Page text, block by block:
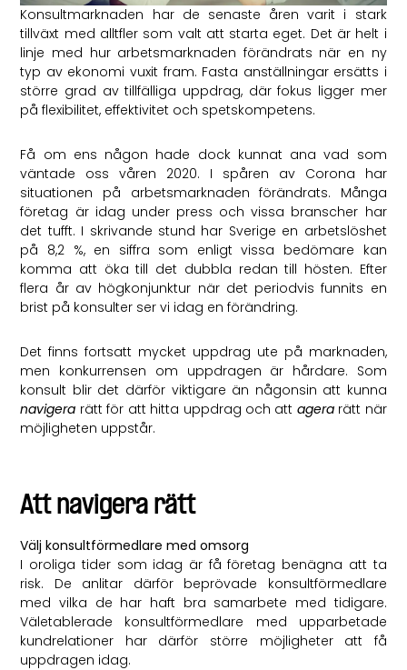
Konsultmarknaden har de senaste åren varit i stark
tillväxt med alltfler som valt att starta eget. Det är helt i
linje med hur arbetsmarknaden förändrats när en ny
typ av ekonomi vuxit fram. Fasta anställningar ersätts i
större grad av tillfälliga uppdrag, där fokus ligger mer
på flexibilitet, effektivitet och spetskompetens.
Få om ens någon hade dock kunnat ana vad som
väntade oss våren 2020. I spåren av Corona har
situationen på arbetsmarknaden förändrats. Många
företag är idag under press och vissa branscher har
det tufft. I skrivande stund har Sverige en arbetslöshet
på 8,2 %, en siffra som enligt vissa bedömare kan
komma att öka till det dubbla redan till hösten. Efter
flera år av högkonjunktur när det periodvis funnits en
brist på konsulter ser vi idag en förändring.
Det finns fortsatt mycket uppdrag ute på marknaden,
men konkurrensen om uppdragen är hårdare. Som
konsult blir det därför viktigare än någonsin att kunna
navigera rätt för att hitta uppdrag och att agerarätt när
möjligheten uppstår.
Att navigera rätt
Välj konsultförmedlare med omsorg
I oroliga tider som idag är få företag benägna att ta
risk. De anlitar därför beprövade konsultförmedlare
med vilka de har haft bra samarbete med tidigare.
Väletablerade konsultförmedlare med upparbetade
kundrelationer har därför större möjligheter att få
uppdragen idag.